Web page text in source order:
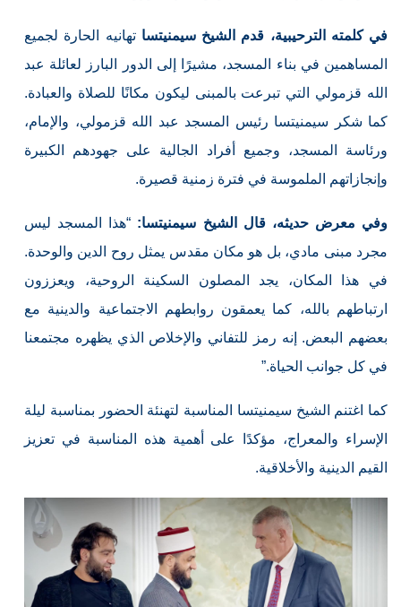
في كلمته الترحيبية، قدم الشيخ سيمنيتسا تهانيه الحارة لجميع
المساهمين في بناء المسجد، مشيرًا إلى الدور البارز لعائلة عبد
الله قزمولي التي تبرعت بالمبنى ليكون مكانًا للصلاة والعبادة.
كما شكر سيمنيتسا رئيس المسجد عبد الله قزمولي، والإمام،
ورئاسة المسجد، وجميع أفراد الجالية على جهودهم الكبيرة
وإنجازاتهم الملموسة في فترة زمنية قصيرة.
وفي معرض حديثه، قال الشيخ سيمنيتسا: “هذا المسجد ليس
مجرد مبنى مادي، بل هو مكان مقدس يمثل روح الدين والوحدة.
في هذا المكان، يجد المصلون السكينة الروحية، ويعززون
ارتباطهم بالله، كما يعمقون روابطهم الاجتماعية والدينية مع
بعضهم البعض. إنه رمز للتفاني والإخلاص الذي يظهره مجتمعنا
في كل جوانب الحياة.”
كما اغتنم الشيخ سيمنيتسا المناسبة لتهنئة الحضور بمناسبة ليلة
الإسراء والمعراج، مؤكدًا على أهمية هذه المناسبة في تعزيز
القيم الدينية والأخلاقية.